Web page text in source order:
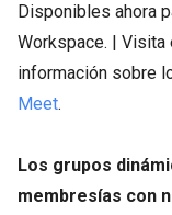
Disponibles ahora
Workspace. | Visita
información sobre
Meet.
Los grupos
membresías con